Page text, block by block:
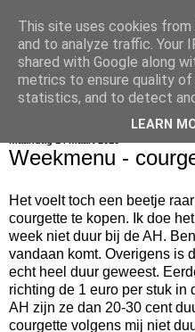
bijna net zo
Weekmenu -
Het voelt toch een beetje
courgette te kopen. Ik doe
week niet duur bij de AH.
vandaan komt. Overigens is
echt heel duur geweest.
richting de 1 euro per stuk in
AH zijn ze dan 20-30 cent
courgette volgens mij niet
This site uses cookies
and to analyze traffic. Your
shared with Google along
metrics to ensure quality of
statistics, and to detect
LEARN